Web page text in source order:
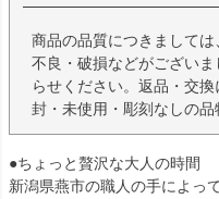
商品の品質につきまして
不良・破損などがござい
らせください。返品・交
封・未使用・彫刻なしの品
●ちょっと贅沢な大人の時間
新潟県燕市の職人の手によっ